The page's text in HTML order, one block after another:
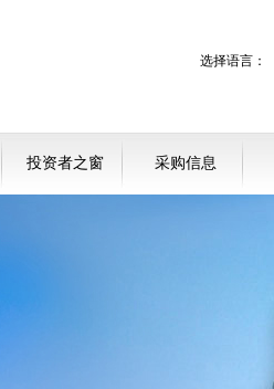
选择语言：
投资者之窗 采购信息